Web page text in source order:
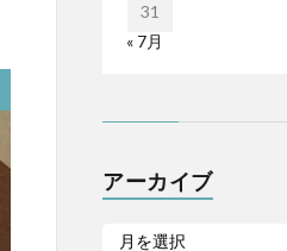
31
« 7月
アーカイブ